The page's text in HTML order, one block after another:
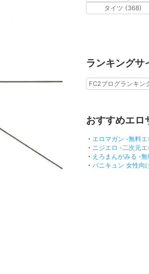
タイツ (368)
ランキングサ
FC2ブログランキン
おすすめエロ
・ エロマガン ‐無料
・ ニジエロ ‐二次元
・ えろまんがみる ‐
・ バニキュン 女性向